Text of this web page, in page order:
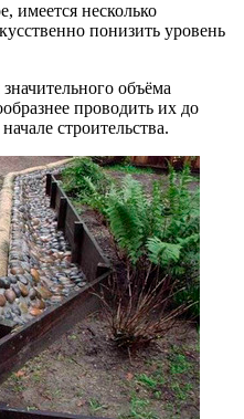
имеется несколько
понизить уровень
объёма
проводить их до
строительства.